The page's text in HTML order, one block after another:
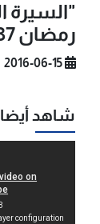
رمضان 1437
2016-06-15
شاهد أيضا